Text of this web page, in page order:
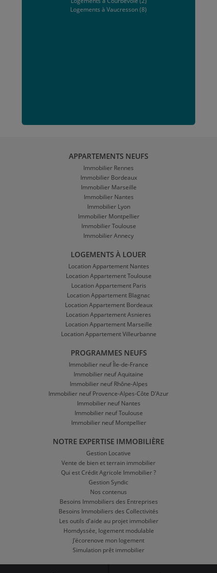
Logements à Vaucresson (8)
APPARTEMENTS NEUFS
Immobilier Rennes
Immobilier Bordeaux
Immobilier Marseille
Immobilier Nantes
Immobilier Lyon
Immobilier Montpellier
Immobilier Toulouse
Immobilier Annecy
LOGEMENTS À LOUER
Location Appartement Nantes
Location Appartement Toulouse
Location Appartement Paris
Location Appartement Blagnac
Location Appartement Bordeaux
Location Appartement Asnieres
Location Appartement Marseille
Location Appartement Villeurbanne
PROGRAMMES NEUFS
Immobilier neuf Île-de-France
Immobilier neuf Aquitaine
Immobilier neuf Rhône-Alpes
Immobilier neuf Provence-Alpes-Côte D'Azur
Immobilier neuf Nantes
Immobilier neuf Toulouse
Immobilier neuf Montpellier
NOTRE EXPERTISE IMMOBILIÈRE
Gestion Locative
Vente de bien et terrain immobilier
Qui est Crédit Agricole Immobilier ?
Gestion Syndic
Nos contenus
Besoins Immobiliers des Entreprises
Besoins Immobiliers des Collectivités
Les outils d'aide au projet immobilier
Homdyssée, logement modulable
J'écorenove mon logement
Simulation prêt immobilier